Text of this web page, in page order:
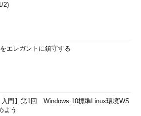
2)
エレガントに鎮守する
入門】第1回 Windows 10標準Linux環境WS
よう